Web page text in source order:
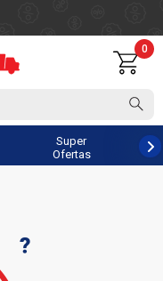
0
Super
Ofertas